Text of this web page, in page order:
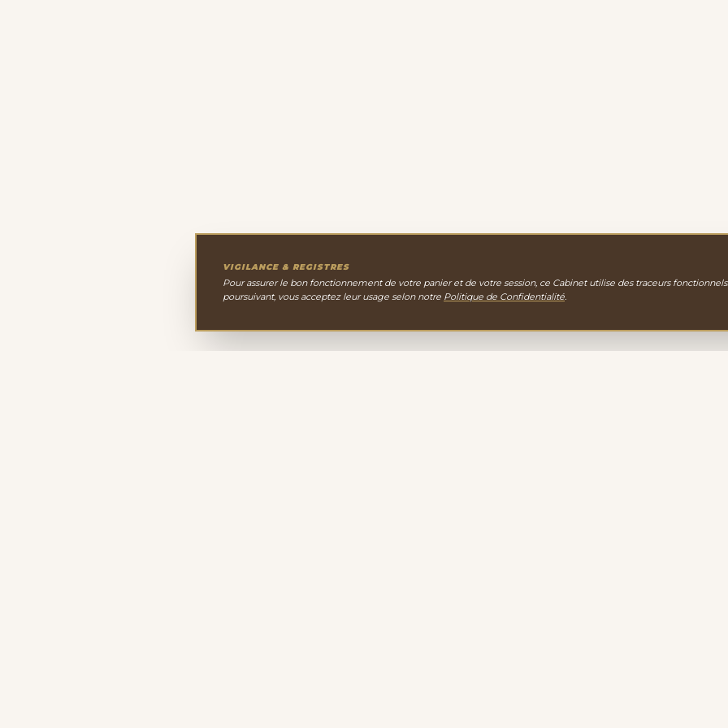
VIGILANCE & REGISTRES
Pour assurer le bon fonctionnement de votre panier et de votre session, ce Cabinet utilise des traceurs
poursuivant, vous acceptez leur usage selon notre Politique de Confidentialité.